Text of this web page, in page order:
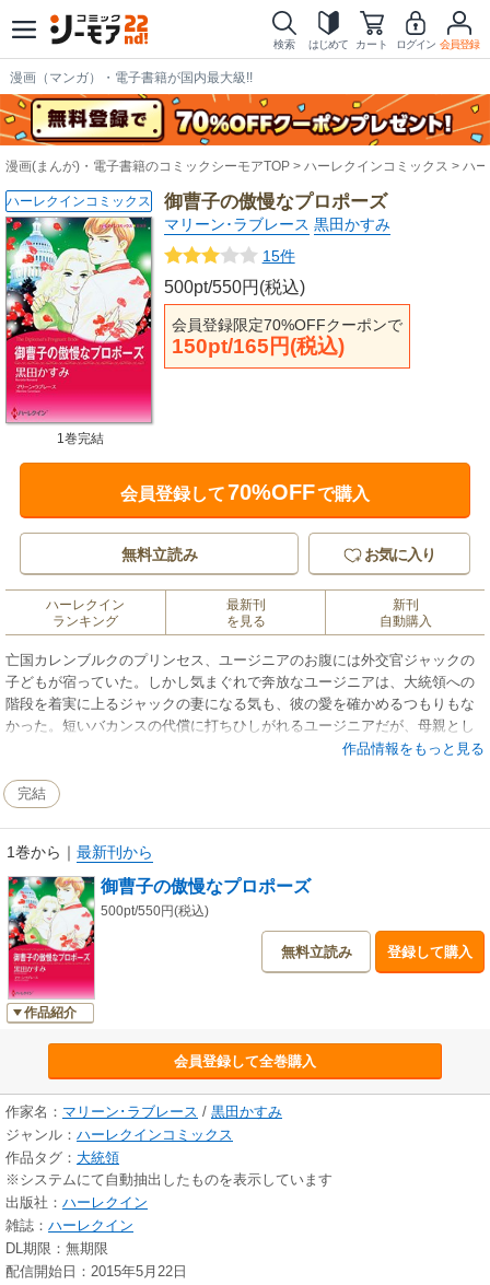
検索 はじめて カート ログイン 会員登録
漫画（マンガ）・電子書籍が国内最大級!!
漫画(まんが)・電子書籍のコミックシーモアTOP ハーレクインコミックス ハ
御曹子の傲慢なプロポーズ
マリーン･ラブレース 黒田かすみ
15件
500pt/550円(税込)
会員登録限定70%OFFクーポンで
150pt/165円(税込)
ハーレクインコミックス
1巻完結
会員登録して70%OFFで購入
無料立読み お気に入り
ハーレクイン
ランキング
最新刊
を見る
新刊
自動購入
亡国カレンブルクのプリンセス、ユージニアのお腹には外交官ジャックの
子どもが宿っていた。しかし気まぐれで奔放なユージニアは、大統領への
階段を着実に上るジャックの妻になる気も、彼の愛を確かめるつもりもな
かった。短いバカンスの代償に打ちひしがれるユージニアだが、母親とし
て自立することを決意。それでも彼と抱きあう衝動を抑えきれないユージ
彼のことを愛しているから――。
作品情報をもっと見る
完結
1巻から ｜ 最新刊から
作品紹介
御曹子の傲慢なプロポーズ
500pt/550円(税込)
無料立読み 登録して購入
会員登録して全巻購入
作家名： マリーン･ラブレース / 黒田かすみ
ジャンル： ハーレクインコミックス
作品タグ： 大統領
※システムにて自動抽出したものを表示しています
出版社： ハーレクイン
雑誌： ハーレクイン
DL期限：無期限
配信開始日：2015年5月22日